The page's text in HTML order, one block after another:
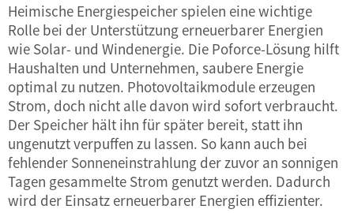
Heimische Energiespeicher spielen eine wichtige
Rolle bei der Unterstützung erneuerbarer Energien
wie Solar- und Windenergie. Die Poforce-Lösung hilft
Haushalten und Unternehmen, saubere Energie
optimal zu nutzen. Photovoltaikmodule erzeugen
Strom, doch nicht alle davon wird sofort verbraucht.
Der Speicher hält ihn für später bereit, statt ihn
ungenutzt verpuffen zu lassen. So kann auch bei
fehlender Sonneneinstrahlung der zuvor an sonnigen
Tagen gesammelte Strom genutzt werden. Dadurch
wird der Einsatz erneuerbarer Energien effizienter.